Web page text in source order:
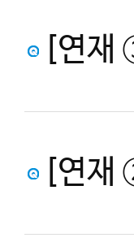
[연재
[연재